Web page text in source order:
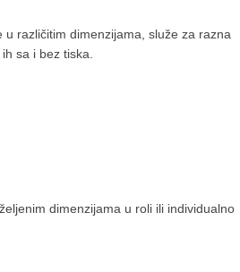
u različitim dimenzijama, služe za razna
sa i bez tiska.
dimenzijama u roli ili individualno